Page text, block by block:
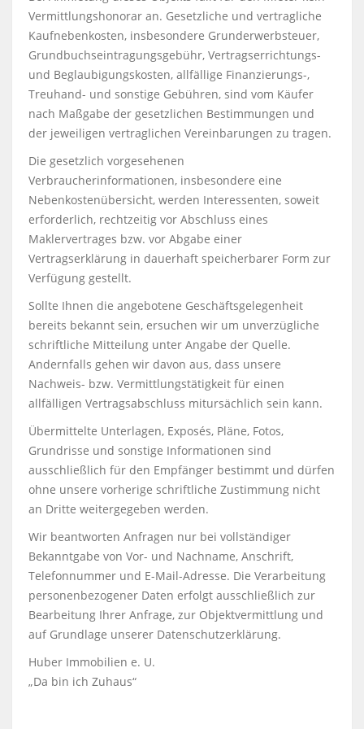
Vermittlungshonorar an. Gesetzliche und vertragliche
Kaufnebenkosten, insbesondere Grunderwerbsteuer,
Grundbuchseintragungsgebühr, Vertragserrichtungs-
und Beglaubigungskosten, allfällige Finanzierungs-,
Treuhand- und sonstige Gebühren, sind vom Käufer
nach Maßgabe der gesetzlichen Bestimmungen und
der jeweiligen vertraglichen Vereinbarungen zu tragen.
Die gesetzlich vorgesehenen
Verbraucherinformationen, insbesondere eine
Nebenkostenübersicht, werden Interessenten, soweit
erforderlich, rechtzeitig vor Abschluss eines
Maklervertrages bzw. vor Abgabe einer
Vertragserklärung in dauerhaft speicherbarer Form zur
Verfügung gestellt.
Sollte Ihnen die angebotene Geschäftsgelegenheit
bereits bekannt sein, ersuchen wir um unverzügliche
schriftliche Mitteilung unter Angabe der Quelle.
Andernfalls gehen wir davon aus, dass unsere
Nachweis- bzw. Vermittlungstätigkeit für einen
allfälligen Vertragsabschluss mitursächlich sein kann.
Übermittelte Unterlagen, Exposés, Pläne, Fotos,
Grundrisse und sonstige Informationen sind
ausschließlich für den Empfänger bestimmt und dürfen
ohne unsere vorherige schriftliche Zustimmung nicht
an Dritte weitergegeben werden.
Wir beantworten Anfragen nur bei vollständiger
Bekanntgabe von Vor- und Nachname, Anschrift,
Telefonnummer und E-Mail-Adresse. Die Verarbeitung
personenbezogener Daten erfolgt ausschließlich zur
Bearbeitung Ihrer Anfrage, zur Objektvermittlung und
auf Grundlage unserer Datenschutzerklärung.
Huber Immobilien e. U.
„Da bin ich Zuhaus“